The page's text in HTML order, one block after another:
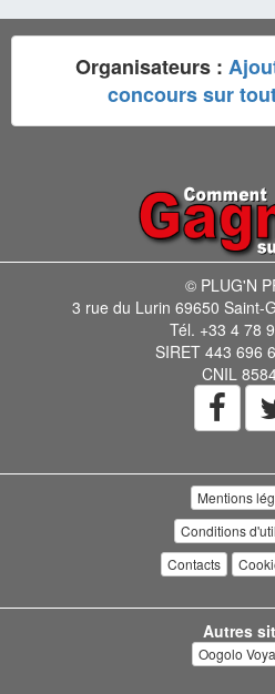
Organisateurs :
concours sur
© PLUG'N
3 rue du Lurin 69650 Saint-
Tél. +33 4 78
SIRET 443 696
CNIL
Mentions
Conditions
Contacts
Autres
Oogolo